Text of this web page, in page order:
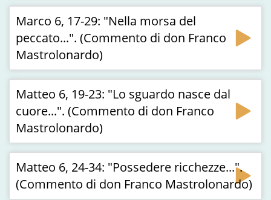
Marco 6, 17-29: "Nella morsa del
peccato...". (Commento di don Franco
Mastrolonardo)
Matteo 6, 19-23: "Lo sguardo nasce dal
cuore...". (Commento di don Franco
Mastrolonardo)
Matteo 6, 24-34: "Possedere ricchezze...".
(Commento di don Franco Mastrolonardo)